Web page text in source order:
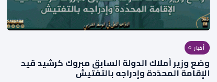
أخبار
وضع وزير أملاك الدولة السابق مبروك كرشيد قيد
الإقامة المحدّدة وإدراجه بالتفتيش